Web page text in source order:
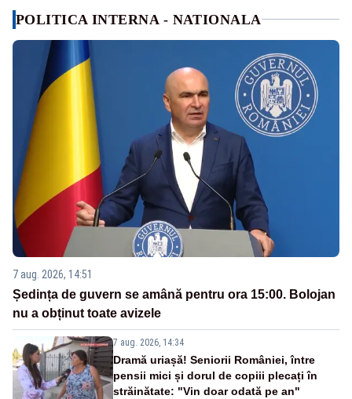
POLITICA INTERNA - NATIONALA
7 aug. 2026, 14:51
Ședința de guvern se amână pentru ora 15:00. Bolojan
nu a obținut toate avizele
7 aug. 2026, 14:34
Dramă uriașă! Seniorii României, între
pensii mici și dorul de copiii plecați în
străinătate: "Vin doar odată pe an"